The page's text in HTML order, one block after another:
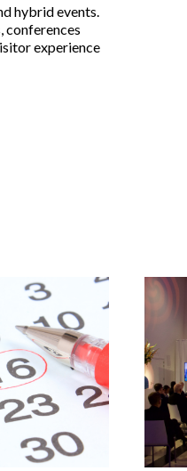
hybrid events.
conferences
experience